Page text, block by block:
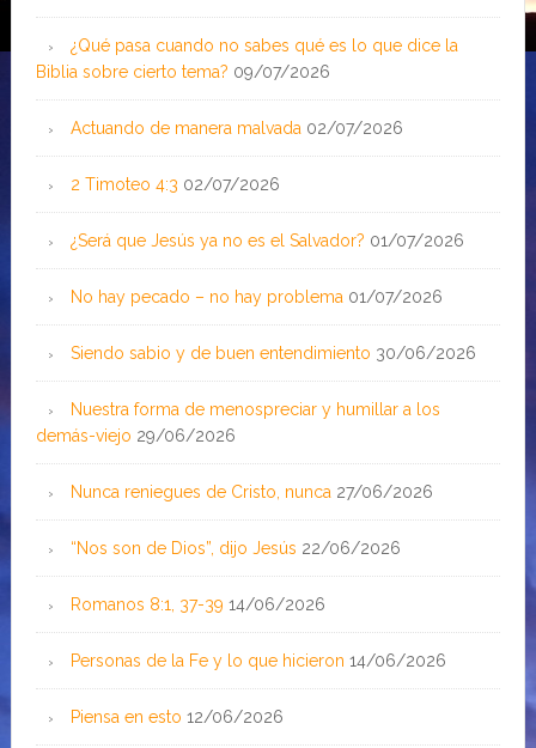
¿Qué pasa cuando no sabes qué es lo que dice la
Biblia sobre cierto tema? 09/07/2026
Actuando de manera malvada 02/07/2026
2 Timoteo 4:3 02/07/2026
¿Será que Jesús ya no es el Salvador? 01/07/2026
No hay pecado – no hay problema 01/07/2026
Siendo sabio y de buen entendimiento 30/06/2026
Nuestra forma de menospreciar y humillar a los
demás-viejo 29/06/2026
Nunca reniegues de Cristo, nunca 27/06/2026
“Nos son de Dios”, dijo Jesús 22/06/2026
Romanos 8:1, 37-39 14/06/2026
Personas de la Fe y lo que hicieron 14/06/2026
Piensa en esto 12/06/2026